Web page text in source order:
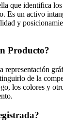
que identifica
Es un activo
y
Producto?
representación
de la
los colores y